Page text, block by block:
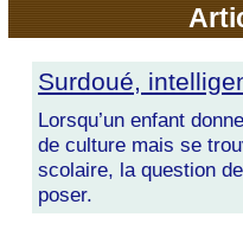
Surdoué,
Lorsqu’un enfant
de culture mais se
scolaire, la question
poser.